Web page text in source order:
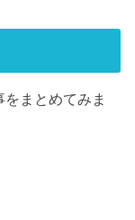
まとめてみま